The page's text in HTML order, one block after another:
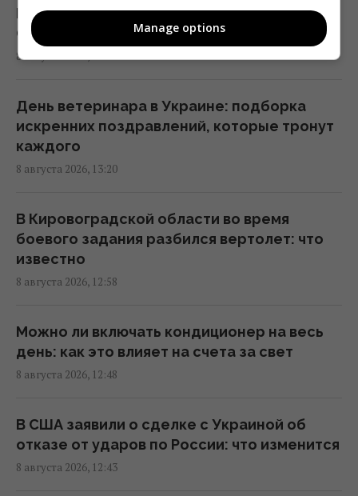
Импорт сжиженного газа из России в ЕС
резко вырос: какая страна купила больше
всего
Первый титульный бой Александра
Хижняка: вечер Usyk 17 Promotions
эксклюзивно на Киевстар ТВ
Один знак Зодиака вот-вот ждет
феерический камбэк после нескольких лет
испытаний
Армия США потратит 400 млн долларов на
лазерные системы для борьбы с дронами
Новые решения Нацбанка позволят
бизнесу привлекать больше кредитов:
Из-за жены: Анатолич пожаловался на
Остапчука, который его заблокировал
8 августа 2026, 13:42
День ветеринара в Украине: подборка
искренних поздравлений, которые тронут
каждого
8 августа 2026, 13:20
В Кировоградской области во время
боевого задания разбился вертолет: что
известно
8 августа 2026, 12:58
Можно ли включать кондиционер на весь
день: как это влияет на счета за свет
8 августа 2026, 12:48
В США заявили о сделке с Украиной об
отказе от ударов по России: что изменится
8 августа 2026, 12:43
Manage options